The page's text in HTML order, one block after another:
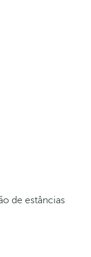
de estâncias